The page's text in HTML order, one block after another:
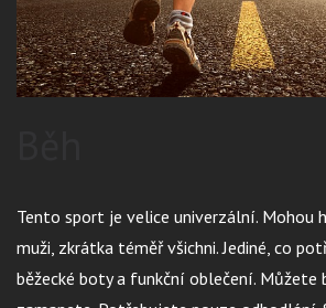
Tento sport je velice univerzální. Mohou
muži, zkrátka téměř všichni. Jediné, co
běžecké boty a funkční oblečení. Můžete